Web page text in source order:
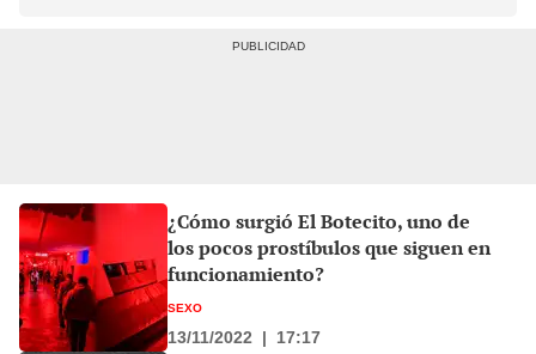
¿Cómo surgió El Botecito, uno de
los pocos prostíbulos que siguen en
funcionamiento?
SEXO
13/11/2022
| 17:17